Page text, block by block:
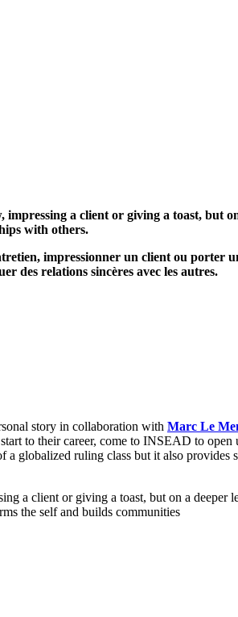
a client or giving a toast, but
with others.
impressionner un client ou porter
des relations sincères avec les autres.
story in collaboration with Marc Le
to their career, come to INSEAD to open
globalized ruling class but it also provides
client or giving a toast, but on a deeper
the self and builds communities